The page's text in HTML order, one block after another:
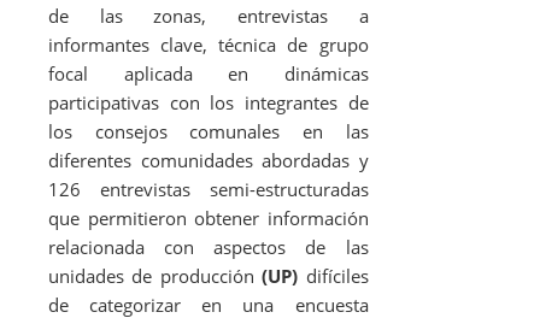
de las zonas, entrevistas a
informantes clave, técnica de grupo
focal aplicada en dinámicas
participativas con los integrantes de
los consejos comunales en las
diferentes comunidades abordadas y
126 entrevistas semi-estructuradas
que permitieron obtener información
relacionada con aspectos de las
unidades de producción(UP) difíciles
de categorizar en una encuesta